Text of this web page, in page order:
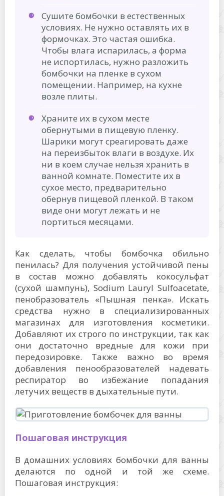
Сушите бомбочки в естественных
условиях. Не нужно оставлять их в
формочках. Это частая ошибка.
Чтобы влага испарилась, а форма
не испортилась, нужно разложить
бомбочки на пленке в сухом
помещении. Например, на кухне
возле плиты.
Храните их в сухом месте
обернутыми в пищевую пленку.
Шарики могут среагировать даже
на переизбыток влаги в воздухе. Их
ни в коем случае нельзя хранить в
ванной комнате. Поместите их в
сухое место, предварительно
обернув пищевой пленкой. В таком
виде они могут лежать и не
портиться месяцами.
Как сделать, чтобы бомбочка обильно
пенилась? Для получения устойчивой пены
в состав можно добавлять кокосульфат
(сухой шампунь), Sodium Lauryl Sulfoacetate,
пенобразователь «Пышная пенка». Искать
средства нужно в специализированных
магазинах для изготовления косметики.
Добавляют их строго по инструкции, так как
они достаточно вредные для кожи при
передозировке. Также важно во время
добавления пенообразователей надевать
респиратор во избежание попадания
летучих веществ в дыхательные пути.
Пошаговая инструкция
В домашних условиях бомбочки для ванны
делаются по одной и той же схеме.
Пошаговая инструкция: